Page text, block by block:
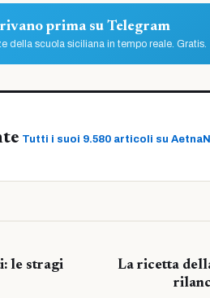
prima su Telegram
della scuola siciliana in tempo reale. Gratis.
Tutti i suoi 9.580 articoli su
le stragi
La ricetta